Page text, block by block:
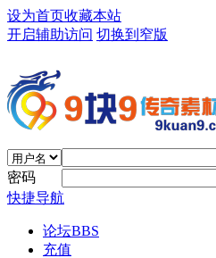
设为首页收藏本站
开启辅助访问 切换到窄版
密码
快捷导航
论坛BBS
充值